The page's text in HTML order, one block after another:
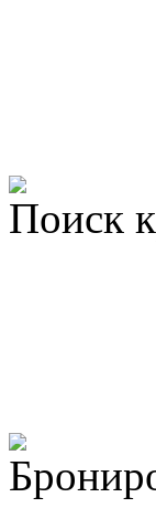
Поиск